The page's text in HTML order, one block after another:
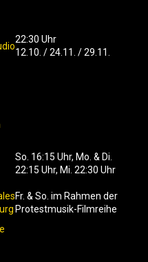
22:30 Uhr
12.10. / 24.11. / 29.11.
So. 16:15 Uhr, Mo. & Di.
22:15 Uhr, Mi. 22:30 Uhr
Fr. & So. im Rahmen der
Protestmusik-Filmreihe